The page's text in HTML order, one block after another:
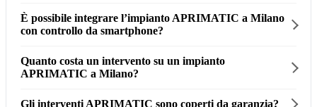
È possibile integrare l’impianto APRIMATIC a Milano
con controllo da smartphone?
Quanto costa un intervento su un impianto
APRIMATIC a Milano?
Gli interventi APRIMATIC sono coperti da garanzia?